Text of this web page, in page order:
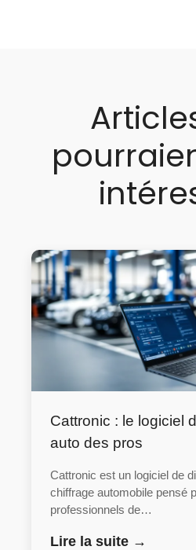
Cattronic : le logiciel
auto des pros
Cattronic est un logiciel de
chiffrage automobile pensé
professionnels de…
Lire la suite →